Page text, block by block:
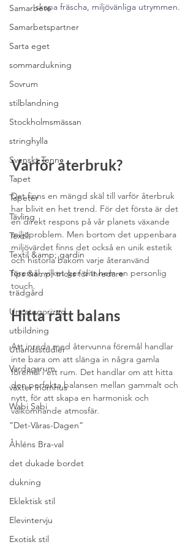
Samarbete
Samarbetspartner
Sarta eget
sommardukning
Sovrum
stilblandning
Stockholmsmässan
stringhylla
Svenskt Tenn
Tapet
Tapeter
Tävling
Textil
Textil &amp; gardin
Tips &amp; tricks för inredare
trädgård
Uncategorized
utbildning
Utlandsstudier
Vardagsrum
växter inomhus
Wabi Sabi
”Det-Våras-Dagen”
Åhléns Bra-val
det dukade bordet
dukning
Eklektisk stil
Elevintervju
Exotisk stil
skapa fräscha, miljövänliga utrymmen.
Varför återbruk?
Det finns en mängd skäl till varför återbruk
har blivit en het trend. För det första är det
en direkt respons på vår planets växande
miljöproblem. Men bortom det uppenbara
miljövärdet finns det också en unik estetik
och historia bakom varje återanvänd
föremål, vilket ger ditt hem en personlig
touch.
Hitta rätt balans
Att inreda med återvunna föremål handlar
inte bara om att slänga in några gamla
föremål i ett rum. Det handlar om att hitta
den perfekta balansen mellan gammalt och
nytt, för att skapa en harmonisk och
välkomnande atmosfär.